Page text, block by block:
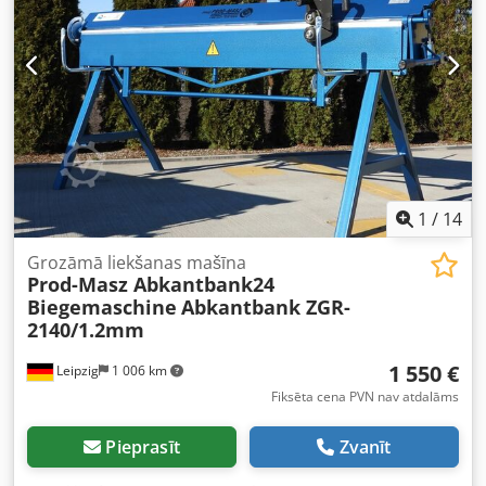
apm. 950 kg un 650 kg Iespējama un vēlama apskate un
pārbaude pēc iepriekšējas telefoniskas vienošanās.
Apmaksa skaidrā naudā preces saņemšanas brīdī.
Izmantojiet mūsu pieredzi un profesionālās zināšanas –
mēs sniegsim Jums konsultācijas pa tālruni. Dksdey
Tafyepfx Abvor Prece jāizņem pašam pircējam (vai pircēja
pilnvarotajai ekspedīcijai) 10 dienu laikā pēc izsoles
beigām. Atrašanās vieta: 97249 Eisingen, apmēram 3
minūtes no automaģistrālēm A3 un A81. Artikula numuri:
Lokmašīna KSV 260506 un HT 260507.
1 / 14
Leipzig 1 006 km
Grozāmā liekšanas mašīna
Prod-Masz Abkantbank24
Biegemaschine Abkantbank ZGR-
2140/1.2mm
1 550 €
Fiksēta cena PVN nav atdalāms
Pieprasīt Zvanīt